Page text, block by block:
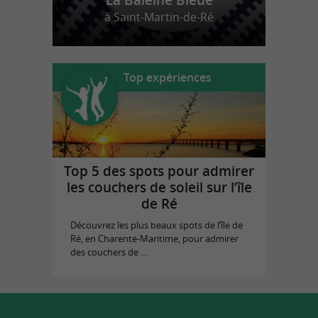
à Saint-Martin-de-Ré
Top expériences
Top 5 des spots pour admirer
les couchers de soleil sur l’île
de Ré
Découvrez les plus beaux spots de l’île de
Ré, en Charente-Maritime, pour admirer
des couchers de ...